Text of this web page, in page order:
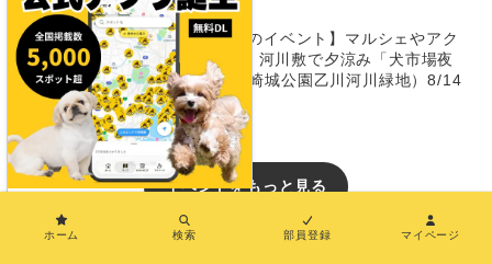
【8/14～15/犬のイベント】マルシェやアク
ティビティも！ 河川敷で夕涼み「犬市場夜
市 2026」（岡崎城公園乙川河川緑地）8/14
～15
イベントをもっと見る
おでかけわんこ部でPRしたい
ホーム 検索 部員登録 マイページ